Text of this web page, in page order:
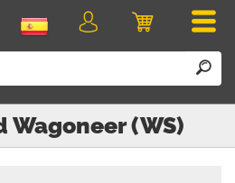
Carro
Iniciar
Wagoneer (WS)